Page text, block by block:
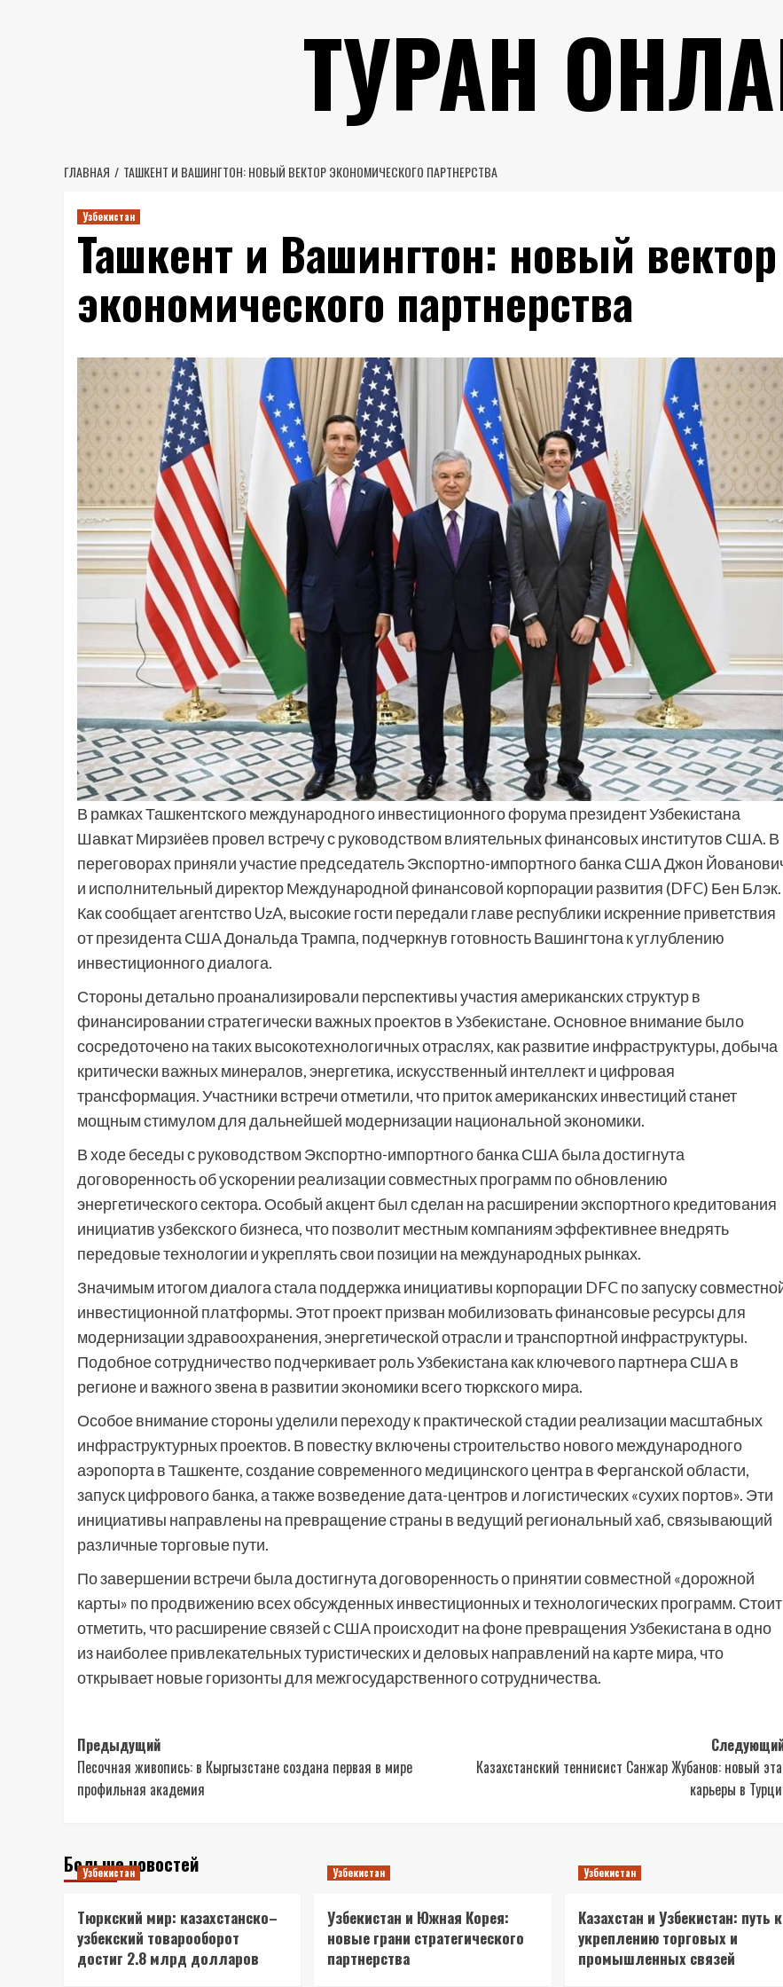
ТУРАН
ГЛАВНАЯ ТАШКЕНТ И ВАШИНГТОН: НОВЫЙ ВЕКТОР ЭКОНОМИЧЕСКОГО ПАРТНЕРСТВА
Узбекистан
Ташкент и Вашингтон: новый вектор
экономического партнерства
В рамках Ташкентского международного инвестиционного форума президент Узбекистана
Шавкат Мирзиёев провел встречу с руководством влиятельных финансовых институтов США. В
переговорах приняли участие председатель Экспортно-импортного банка США Джон
и исполнительный директор Международной финансовой корпорации развития (DFC) Бен Блэк.
Как сообщает агентство UzA, высокие гости передали главе республики искренние приветствия
от президента США Дональда Трампа, подчеркнув готовность Вашингтона к углублению
инвестиционного диалога.
Стороны детально проанализировали перспективы участия американских структур в
финансировании стратегически важных проектов в Узбекистане. Основное внимание было
сосредоточено на таких высокотехнологичных отраслях, как развитие инфраструктуры, добыча
критически важных минералов, энергетика, искусственный интеллект и цифровая
трансформация. Участники встречи отметили, что приток американских инвестиций станет
мощным стимулом для дальнейшей модернизации национальной экономики.
В ходе беседы с руководством Экспортно-импортного банка США была достигнута
договоренность об ускорении реализации совместных программ по обновлению
энергетического сектора. Особый акцент был сделан на расширении экспортного кредитования
инициатив узбекского бизнеса, что позволит местным компаниям эффективнее внедрять
передовые технологии и укреплять свои позиции на международных рынках.
Значимым итогом диалога стала поддержка инициативы корпорации DFC по запуску
инвестиционной платформы. Этот проект призван мобилизовать финансовые ресурсы для
модернизации здравоохранения, энергетической отрасли и транспортной инфраструктуры.
Подобное сотрудничество подчеркивает роль Узбекистана как ключевого партнера США в
регионе и важного звена в развитии экономики всего тюркского мира.
Особое внимание стороны уделили переходу к практической стадии реализации масштабных
инфраструктурных проектов. В повестку включены строительство нового международного
аэропорта в Ташкенте, создание современного медицинского центра в Ферганской области,
запуск цифрового банка, а также возведение дата-центров и логистических «сухих портов». Эти
инициативы направлены на превращение страны в ведущий региональный хаб, связывающий
различные торговые пути.
По завершении встречи была достигнута договоренность о принятии совместной «дорожной
карты» по продвижению всех обсужденных инвестиционных и технологических программ. Стоит
отметить, что расширение связей с США происходит на фоне превращения Узбекистана в одно
из наиболее привлекательных туристических и деловых направлений на карте мира, что
открывает новые горизонты для межгосударственного сотрудничества.
Навигация
записи
Предыдущий
Песочная живопись: в Кыргызстане создана первая в мире
профильная академия
Казахстанский теннисист Санжар Жубанов: новый
карьеры в
Больше новостей
Узбекистан
Тюркский мир: казахстанско–
узбекский товарооборот
достиг 2.8 млрд долларов
Узбекистан
Узбекистан и Южная Корея:
новые грани стратегического
партнерства
Узбекистан
Казахстан и Узбекистан: путь к
укреплению торговых и
промышленных связей